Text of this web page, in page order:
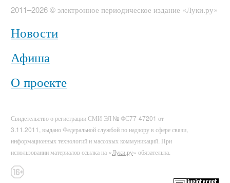
2011–2026 © электронное периодическое издание «Луки.ру»
Новости
Афиша
О проекте
Свидетельство о регистрации СМИ ЭЛ № ФС77-47201 от
3.11.2011, выдано Федеральной службой по надзору в сфере связи,
информационных технологий и массовых коммуникаций. При
использовании материалов ссылка на «Луки.ру» обязательна.